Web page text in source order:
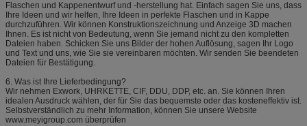
Flaschen und Kappenentwurf und -herstellung hat. Einfach sagen Sie uns, dass
Ihre Ideen und wir helfen, Ihre Ideen in perfekte Flaschen und in Kappe
durchzuführen. Wir können Konstruktionszeichnung und Anzeige 3D machen
Ihnen. Es ist nicht von Bedeutung, wenn Sie jemand nicht zu den kompletten
Dateien haben. Schicken Sie uns Bilder der hohen Auflösung, sagen Ihr Logo
und Text und uns, wie Sie sie vereinbaren möchten. Wir senden Sie beendeten
Dateien für Bestätigung.
6. Was ist Ihre Lieferbedingung?
Wir nehmen Exwork, UHRKETTE, CIF, DDU, DDP, etc. an. Sie können Ihren
idealen Ausdruck wählen, der für Sie das bequemste oder das kosteneffektiv ist.
Selbstverständlich zu mehr Information, können Sie unsere Website
www.meyigroup.com überprüfen